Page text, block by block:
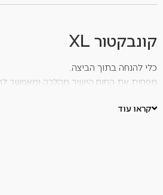
קונבקטור XL
כלי להנחה בתוך הביצה.
מפחית את החום הישיר מהלבה ומאפשר
מאפשר בישול בטמפרטורות נמוכות.
קראו עוד